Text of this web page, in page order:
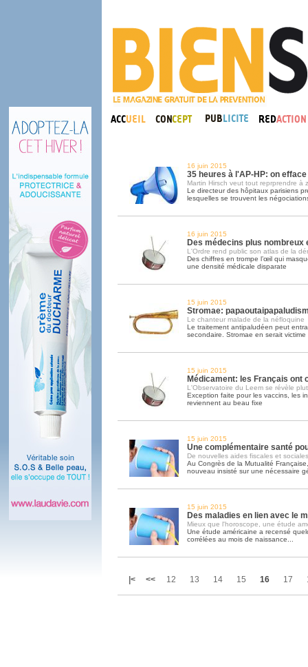
16 juin 2015
35 heures à l'AP-HP: on
Martin Hirsch veut tout reprprendre à
Le directeur des hôpitaux parisiens
lesquelles se trouvent les
16 juin 2015
Des médecins plus nombreux
L'Ordre rend public son atlas de la
Des chiffres en trompe l’œil qui
une densité médicale disparate
15 juin 2015
Stromae:
Le chanteur malade de la néfloquine
Le traitement antipaludéen peut
secondaire. Stromae en serait victime
15 juin 2015
Médicament: les Français ont
L'Observatoire du Leem se révèle
Exception faite pour les vaccins, les
reviennent au beau fixe
15 juin 2015
Une complémentaire santé
De nouvelles aides fiscales et
Au Congrès de la Mutualité
nouveau insisté sur une nécessaire
15 juin 2015
Des maladies en lien avec le
Mieux que l'horoscope, une étude
Une étude américaine a recensé
corrélées au mois de naissance...
|< << 12 13 14 15 16 17